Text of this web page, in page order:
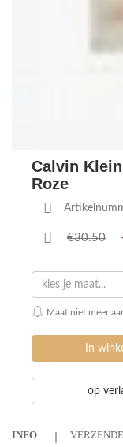
Calvin
Roze
€30.50
kies je maat...
Maat niet meer
In
op
INFO